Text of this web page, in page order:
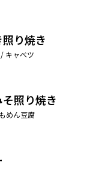
り焼き
キャベツ
照り焼き
めん豆腐